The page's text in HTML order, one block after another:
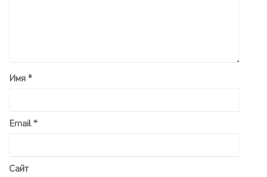
Имя *
Email*
Сайт